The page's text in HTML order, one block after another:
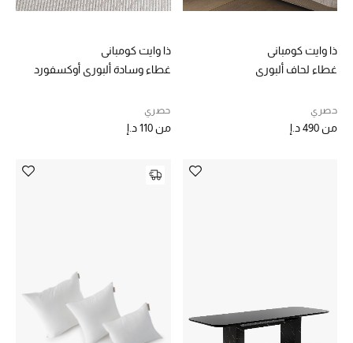
ذا وايت كومباني
غطاء لحاف ألبوري
حصري
من490 د.إ
ذا وايت كومباني
غطاء وسادة ألبوري أوكسفورد
حصري
من 110 د.إ